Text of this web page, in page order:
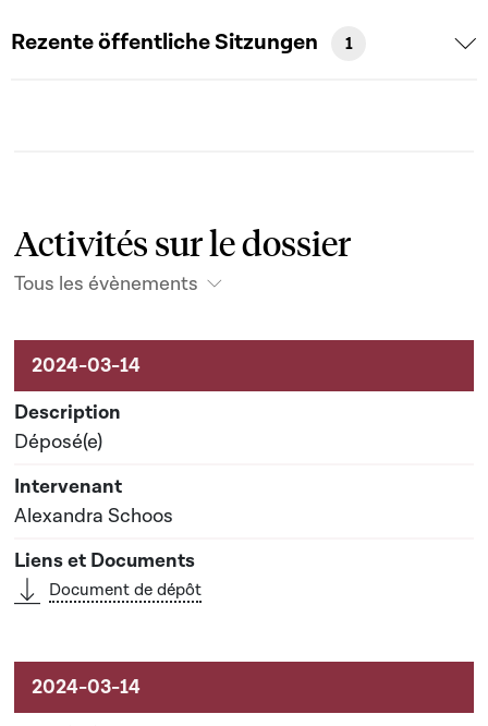
Rezente öffentliche Sitzungen 1
Activités sur le dossier
Tous les évènements
Activités sur le dossier
Déposé(e)
Alexandra Schoos
Document de dépôt